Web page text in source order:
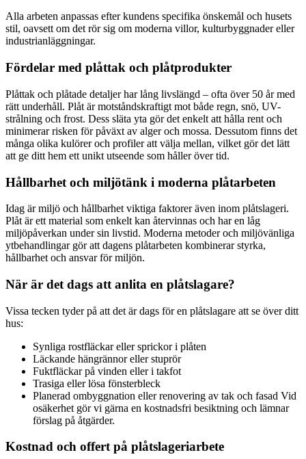
Alla arbeten anpassas efter kundens specifika önskemål och husets
stil, oavsett om det rör sig om moderna villor, kulturbyggnader eller
industrianläggningar.
Fördelar med plåttak och plåtprodukter
Plåttak och plåtade detaljer har lång livslängd – ofta över 50 år med
rätt underhåll. Plåt är motståndskraftigt mot både regn, snö, UV-
strålning och frost. Dess släta yta gör det enkelt att hålla rent och
minimerar risken för påväxt av alger och mossa. Dessutom finns det
många olika kulörer och profiler att välja mellan, vilket gör det lätt
att ge ditt hem ett unikt utseende som håller över tid.
Hållbarhet och miljötänk i moderna plåtarbeten
Idag är miljö och hållbarhet viktiga faktorer även inom plåtslageri.
Plåt är ett material som enkelt kan återvinnas och har en låg
miljöpåverkan under sin livstid. Moderna metoder och miljövänliga
ytbehandlingar gör att dagens plåtarbeten kombinerar styrka,
hållbarhet och ansvar för miljön.
När är det dags att anlita en plåtslagare?
Vissa tecken tyder på att det är dags för en plåtslagare att se över ditt
hus:
Synliga rostfläckar eller sprickor i plåten
Läckande hängrännor eller stuprör
Fuktfläckar på vinden eller i takfot
Trasiga eller lösa fönsterbleck
Planerad ombyggnation eller renovering av tak och fasad Vid
osäkerhet gör vi gärna en kostnadsfri besiktning och lämnar
förslag på åtgärder.
Kostnad och offert på plåtslageriarbete